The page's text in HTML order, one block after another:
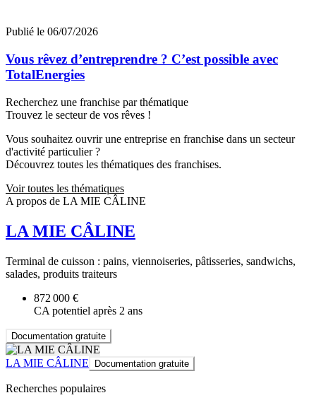
Publié le 06/07/2026
Vous rêvez d’entreprendre ? C’est possible avec
TotalEnergies
Recherchez une franchise par thématique
Trouvez le secteur de vos rêves !
Vous souhaitez ouvrir une entreprise en franchise dans un secteur
d'activité particulier ?
Découvrez toutes les thématiques des franchises.
Voir toutes les thématiques
A propos de LA MIE CÂLINE
LA MIE CÂLINE
Terminal de cuisson : pains, viennoiseries, pâtisseries, sandwichs,
salades, produits traiteurs
872 000 €
CA potentiel après 2 ans
Documentation gratuite
LA MIE CÂLINE Documentation gratuite
Recherches populaires